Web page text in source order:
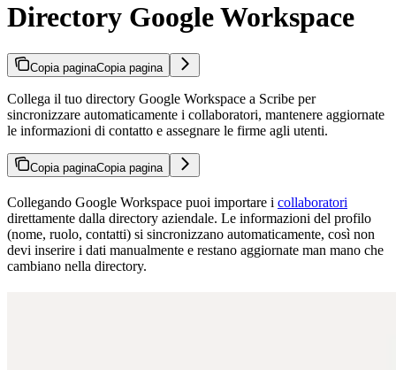
Directory Google Workspace
Copia paginaCopia pagina
Collega il tuo directory Google Workspace a Scribe per
sincronizzare automaticamente i collaboratori, mantenere aggiornate
le informazioni di contatto e assegnare le firme agli utenti.
Copia paginaCopia pagina
Collegando Google Workspace puoi importare i collaboratori
direttamente dalla directory aziendale. Le informazioni del profilo
(nome, ruolo, contatti) si sincronizzano automaticamente, così non
devi inserire i dati manualmente e restano aggiornate man mano che
cambiano nella directory.